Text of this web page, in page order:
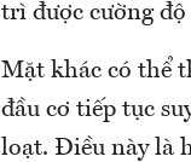
trì được cường
Mặt khác có thể
đầu cơ tiếp tục
loạt. Điều này là